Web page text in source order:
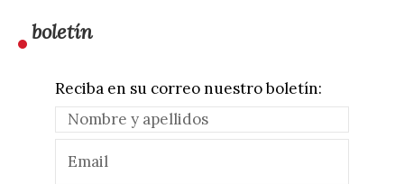
boletín
Reciba en su correo nuestro boletín: